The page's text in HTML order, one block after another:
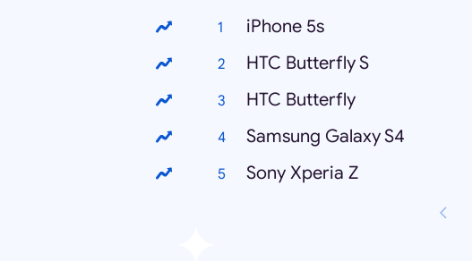
iPhone 5s
HTC Butterfly S
HTC Butterfly
Samsung Galaxy S4
Sony Xperia Z